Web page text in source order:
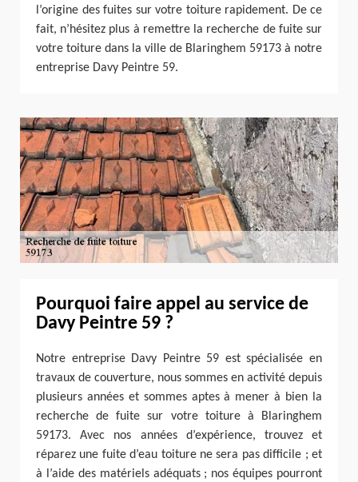
l’origine des fuites sur votre toiture rapidement. De ce
fait, n’hésitez plus à remettre la recherche de fuite sur
votre toiture dans la ville de Blaringhem 59173 à notre
entreprise Davy Peintre 59.
Pourquoi faire appel au service de
Davy Peintre 59 ?
Notre entreprise Davy Peintre 59 est spécialisée en
travaux de couverture, nous sommes en activité depuis
plusieurs années et sommes aptes à mener à bien la
recherche de fuite sur votre toiture à Blaringhem
59173. Avec nos années d’expérience, trouvez et
réparez une fuite d’eau toiture ne sera pas difficile ; et
à l’aide des matériels adéquats ; nos équipes pourront